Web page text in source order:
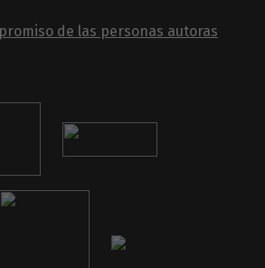
de las personas autoras